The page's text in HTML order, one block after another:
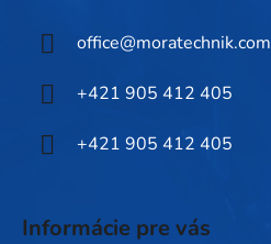
office@moratechnik.com
+421 905 412 405
+421 905 412 405
Informácie pre vás